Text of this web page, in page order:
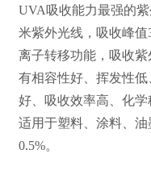
UVA吸收能力最强的
米紫外光线，吸收峰
离子转移功能，吸收
有相容性好、挥发性
好、吸收效率高、化学
适用于塑料、涂料、
0.5%。